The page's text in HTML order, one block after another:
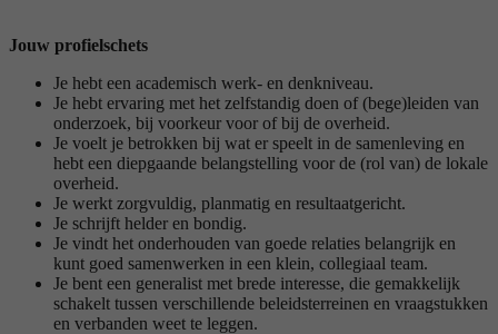
Jouw profielschets
Je hebt een academisch werk- en denkniveau.
Je hebt ervaring met het zelfstandig doen of (bege)leiden van
onderzoek, bij voorkeur voor of bij de overheid.
Je voelt je betrokken bij wat er speelt in de samenleving en
hebt een diepgaande belangstelling voor de (rol van) de lokale
overheid.
Je werkt zorgvuldig, planmatig en resultaatgericht.
Je schrijft helder en bondig.
Je vindt het onderhouden van goede relaties belangrijk en
kunt goed samenwerken in een klein, collegiaal team.
Je bent een generalist met brede interesse, die gemakkelijk
schakelt tussen verschillende beleidsterreinen en vraagstukken
en verbanden weet te leggen.